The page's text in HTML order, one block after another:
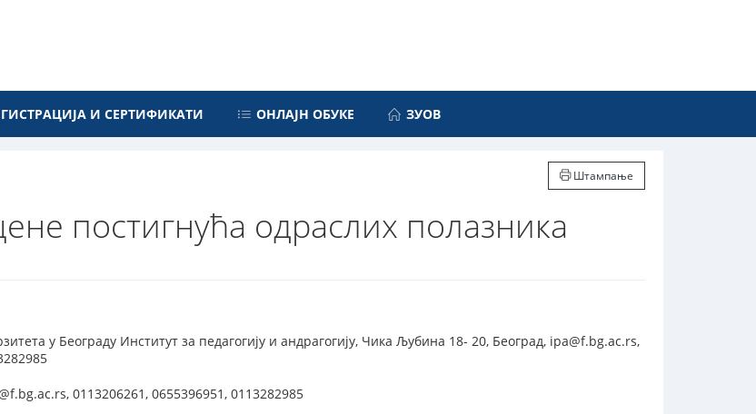
И СЕРТИФИКАТИ ОНЛАЈН ОБУКЕ ЗУОВ
Штампање
постигнућа одраслих полазника
у Београду Институт за педагогију и андрагогију, Чика Љубина 18- 20, Београд, ipa@f.bg.ac.rs,
0113206261, 0655396951, 0113282985